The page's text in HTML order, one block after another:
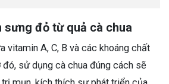
sưng đỏ từ quả cà chua
vitamin A, C, B và các khoáng chất
sử dụng cà chua đúng cách sẽ